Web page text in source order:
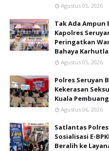
Agustus 05, 2026
Tak Ada Ampun
Kapolres
Peringatkan
Bahaya Karhutla
Agustus 05, 2026
Polres Seruyan
Kekerasan
Kuala
Agustus 06, 2026
Satlantas
Sosialisasi E-
Beralih ke